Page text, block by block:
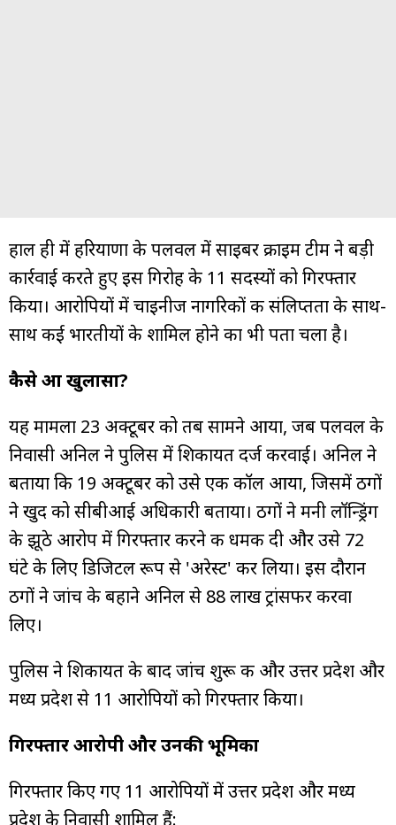
हाल ही में हरियाणा के पलवल में साइबर क्राइम टीम ने बड़ी
कार्रवाई करते हुए इस गिरोह के 11 सदस्यों को गिरफ्तार
किया। आरोपियों में चाइनीज नागरिकों की संलिप्तता के साथ-
साथ कई भारतीयों के शामिल होने का भी पता चला है।
कैसे हुआ खुलासा?
यह मामला 23 अक्टूबर को तब सामने आया, जब पलवल के
निवासी अनिल ने पुलिस में शिकायत दर्ज करवाई। अनिल ने
बताया कि 19 अक्टूबर को उसे एक कॉल आया, जिसमें ठगों
ने खुद को सीबीआई अधिकारी बताया। ठगों ने मनी लॉन्ड्रिंग
के झूठे आरोप में गिरफ्तार करने की धमकी दी और उसे 72
घंटे के लिए डिजिटल रूप से 'अरेस्ट' कर लिया। इस दौरान
ठगों ने जांच के बहाने अनिल से ₹88 लाख ट्रांसफर करवा
लिए।
पुलिस ने शिकायत के बाद जांच शुरू की और उत्तर प्रदेश और
मध्य प्रदेश से 11 आरोपियों को गिरफ्तार किया।
गिरफ्तार आरोपी और उनकी भूमिका
गिरफ्तार किए गए 11 आरोपियों में उत्तर प्रदेश और मध्य
प्रदेश के निवासी शामिल हैं: